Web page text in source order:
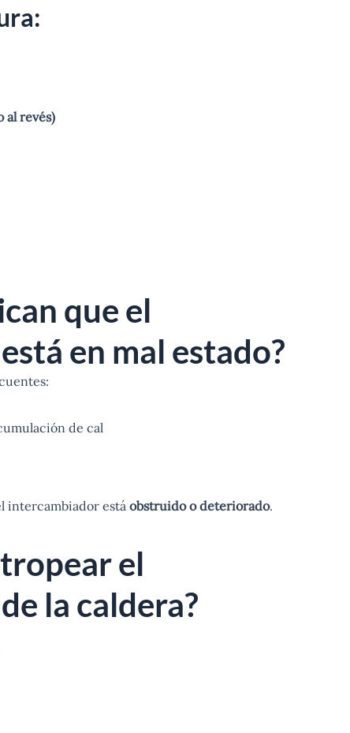
al revés)
que el
en mal estado?
de cal
intercambiador está obstruido o deteriorado.
el
la caldera?